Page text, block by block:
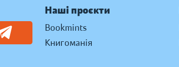
Наші проєкти
Bookmints
Книгоманія